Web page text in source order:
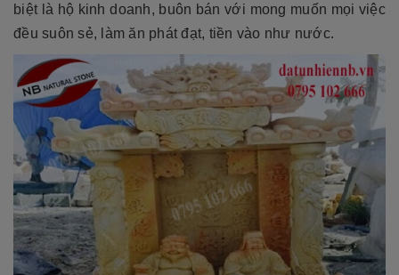
biệt là hộ kinh doanh, buôn bán với mong muốn mọi việc
đều suôn sẻ, làm ăn phát đạt, tiền vào như nước.